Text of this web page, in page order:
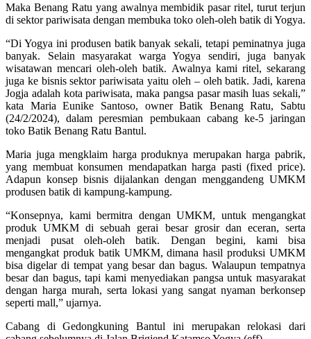
Maka Benang Ratu yang awalnya membidik pasar ritel, turut terjun
di sektor pariwisata dengan membuka toko oleh-oleh batik di Yogya.
“Di Yogya ini produsen batik banyak sekali, tetapi peminatnya juga
banyak. Selain masyarakat warga Yogya sendiri, juga banyak
wisatawan mencari oleh-oleh batik. Awalnya kami ritel, sekarang
juga ke bisnis sektor pariwisata yaitu oleh – oleh batik. Jadi, karena
Jogja adalah kota pariwisata, maka pangsa pasar masih luas sekali,”
kata Maria Eunike Santoso, owner Batik Benang Ratu, Sabtu
(24/2/2024), dalam peresmian pembukaan cabang ke-5 jaringan
toko Batik Benang Ratu Bantul.
Maria juga mengklaim harga produknya merupakan harga pabrik,
yang membuat konsumen mendapatkan harga pasti (fixed price).
Adapun konsep bisnis dijalankan dengan menggandeng UMKM
produsen batik di kampung-kampung.
“Konsepnya, kami bermitra dengan UMKM, untuk mengangkat
produk UMKM di sebuah gerai besar grosir dan eceran, serta
menjadi pusat oleh-oleh batik. Dengan begini, kami bisa
mengangkat produk batik UMKM, dimana hasil produksi UMKM
bisa digelar di tempat yang besar dan bagus. Walaupun tempatnya
besar dan bagus, tapi kami menyediakan pangsa untuk masyarakat
dengan harga murah, serta lokasi yang sangat nyaman berkonsep
seperti mall,” ujarnya.
Cabang di Gedongkuning Bantul ini merupakan relokasi dari